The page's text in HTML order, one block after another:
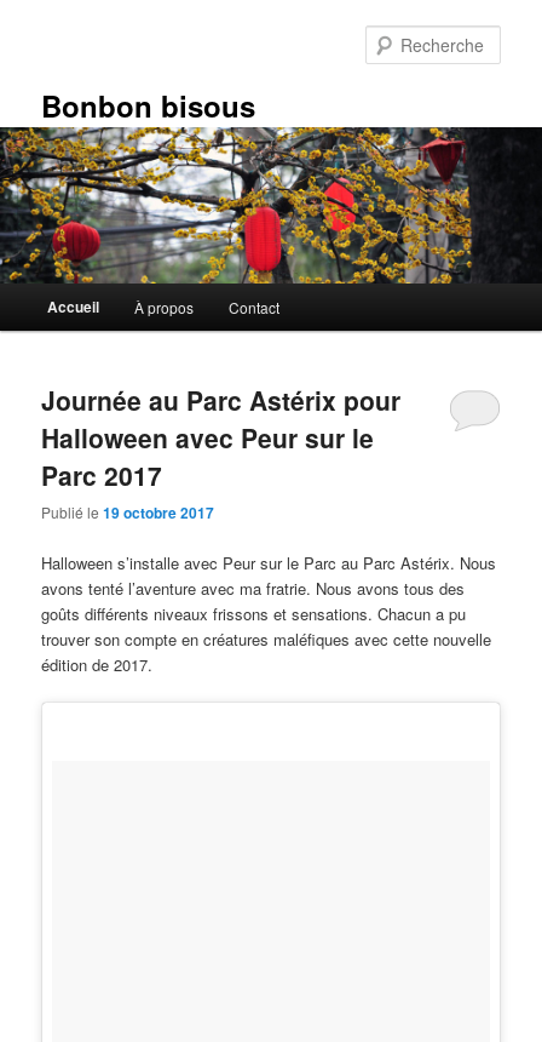
Bonbon bisous
Accueil À propos Contact
Journée au Parc Astérix pour
Halloween avec Peur sur le
Parc 2017
Publié le19 octobre 2017
Halloween s’installe avec Peur sur le Parc au Parc Astérix. Nous
avons tenté l’aventure avec ma fratrie. Nous avons tous des
goûts différents niveaux frissons et sensations. Chacun a pu
trouver son compte en créatures maléfiques avec cette nouvelle
édition de 2017.